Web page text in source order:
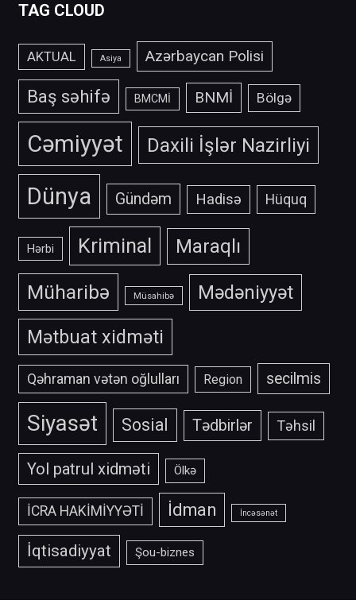
TAG CLOUD
AKTUAL Asiya Azərbaycan Polisi
Baş səhifə BMCMİ BNMİ Bölgə
Cəmiyyət Daxili İşlər Nazirliyi
Dünya Gündəm Hadisə Hüquq
Hərbi Kriminal Maraqlı
Müharibə Müsahibə
Mədəniyyət
Mətbuat xidməti
Qəhraman vətən oğlulları Region secilmis
Siyasət Sosial Tədbirlər Təhsil
Yol patrul xidməti Ölkə
İCRA HAKİMİYYƏTİ İdman İncəsənət
İqtisadiyyat Şou-biznes